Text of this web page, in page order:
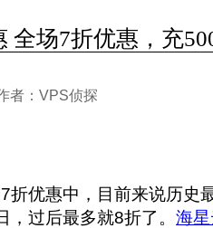
全场7折优惠，充
者：VPS侦探
折优惠中，目前来说历史
过后最多就8折了。 海